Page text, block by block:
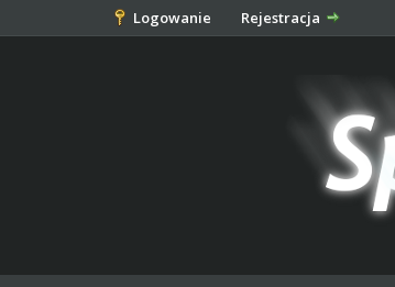
Logowanie Rejestracja